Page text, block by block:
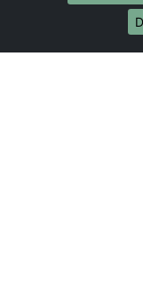
Umzug von